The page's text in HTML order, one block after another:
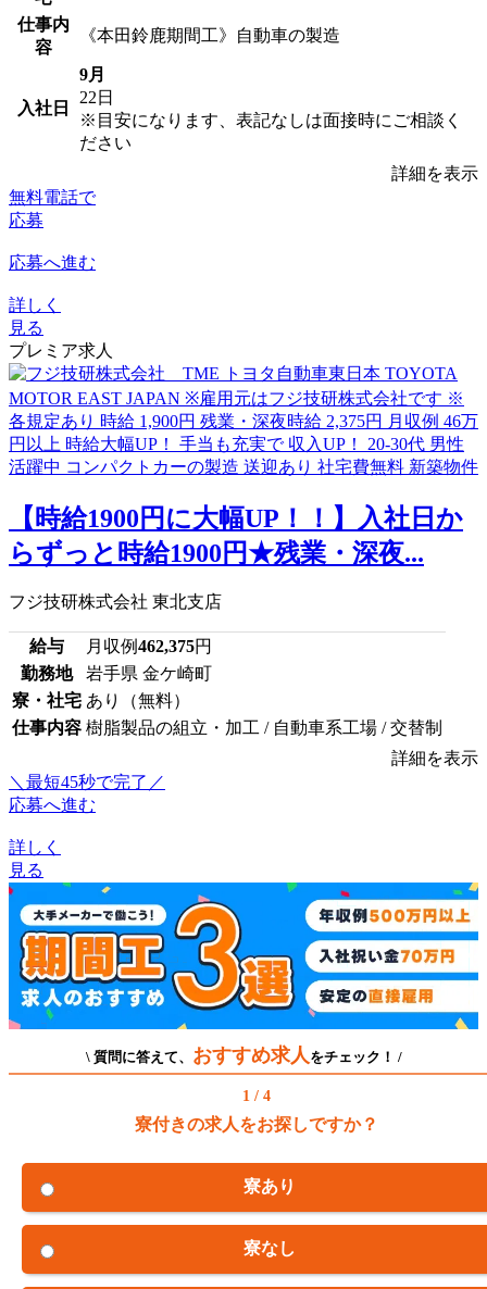
仕事内
容
《本田鈴鹿期間工》自動車の製造
入社日
9月
22日
※目安になります、表記なしは面接時にご相談く
ださい
詳細を表示
無料電話で
応募
応募へ進む
詳しく
見る
プレミア求人
【時給1900円に大幅UP！！】入社日か
らずっと時給1900円★残業・深夜...
フジ技研株式会社 東北支店
給与 月収例462,375円
勤務地
岩手県 金ケ崎町
寮・社宅 あり（無料）
仕事内容 樹脂製品の組立・加工 / 自動車系工場 / 交替制
詳細を表示
＼最短45秒で完了／
応募へ進む
詳しく
見る
\ 質問に答えて、 おすすめ求人をチェック！ /
1 / 4
寮付きの求人をお探しですか？
寮あり
寮なし